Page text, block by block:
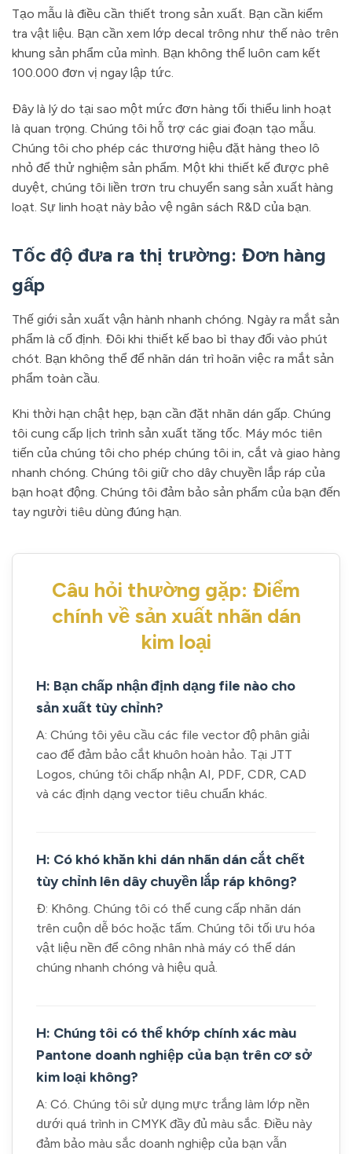
Tạo mẫu là điều cần thiết trong sản xuất. Bạn cần kiểm
tra vật liệu. Bạn cần xem lớp decal trông như thế nào trên
khung sản phẩm của mình. Bạn không thể luôn cam kết
100.000 đơn vị ngay lập tức.
Đây là lý do tại sao một mức đơn hàng tối thiểu linh hoạt
là quan trọng. Chúng tôi hỗ trợ các giai đoạn tạo mẫu.
Chúng tôi cho phép các thương hiệu đặt hàng theo lô
nhỏ để thử nghiệm sản phẩm. Một khi thiết kế được phê
duyệt, chúng tôi liền trơn tru chuyển sang sản xuất hàng
loạt. Sự linh hoạt này bảo vệ ngân sách R&D của bạn.
Tốc độ đưa ra thị trường: Đơn hàng
gấp
Thế giới sản xuất vận hành nhanh chóng. Ngày ra mắt sản
phẩm là cố định. Đôi khi thiết kế bao bì thay đổi vào phút
chót. Bạn không thể để nhãn dán trì hoãn việc ra mắt sản
phẩm toàn cầu.
Khi thời hạn chật hẹp, bạn cần đặt nhãn dán gấp. Chúng
tôi cung cấp lịch trình sản xuất tăng tốc. Máy móc tiên
tiến của chúng tôi cho phép chúng tôi in, cắt và giao hàng
nhanh chóng. Chúng tôi giữ cho dây chuyền lắp ráp của
bạn hoạt động. Chúng tôi đảm bảo sản phẩm của bạn đến
tay người tiêu dùng đúng hạn.
Câu hỏi thường gặp: Điểm
chính về sản xuất nhãn dán
kim loại
H: Bạn chấp nhận định dạng file nào cho
sản xuất tùy chỉnh?
A: Chúng tôi yêu cầu các file vector độ phân giải
cao để đảm bảo cắt khuôn hoàn hảo. Tại JTT
Logos, chúng tôi chấp nhận AI, PDF, CDR, CAD
và các định dạng vector tiêu chuẩn khác.
H: Có khó khăn khi dán nhãn dán cắt chết
tùy chỉnh lên dây chuyền lắp ráp không?
Đ: Không. Chúng tôi có thể cung cấp nhãn dán
trên cuộn dễ bóc hoặc tấm. Chúng tôi tối ưu hóa
vật liệu nền để công nhân nhà máy có thể dán
chúng nhanh chóng và hiệu quả.
H: Chúng tôi có thể khớp chính xác màu
Pantone doanh nghiệp của bạn trên cơ sở
kim loại không?
A: Có. Chúng tôi sử dụng mực trắng làm lớp nền
dưới quá trình in CMYK đầy đủ màu sắc. Điều này
đảm bảo màu sắc doanh nghiệp của bạn vẫn